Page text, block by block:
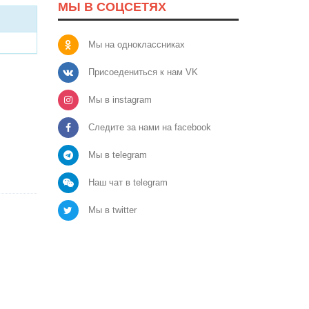
МЫ В СОЦСЕТЯХ
Мы на одноклассниках
Присоедениться к нам VK
Мы в instagram
Следите за нами на facebook
Мы в telegram
Наш чат в telegram
Мы в twitter